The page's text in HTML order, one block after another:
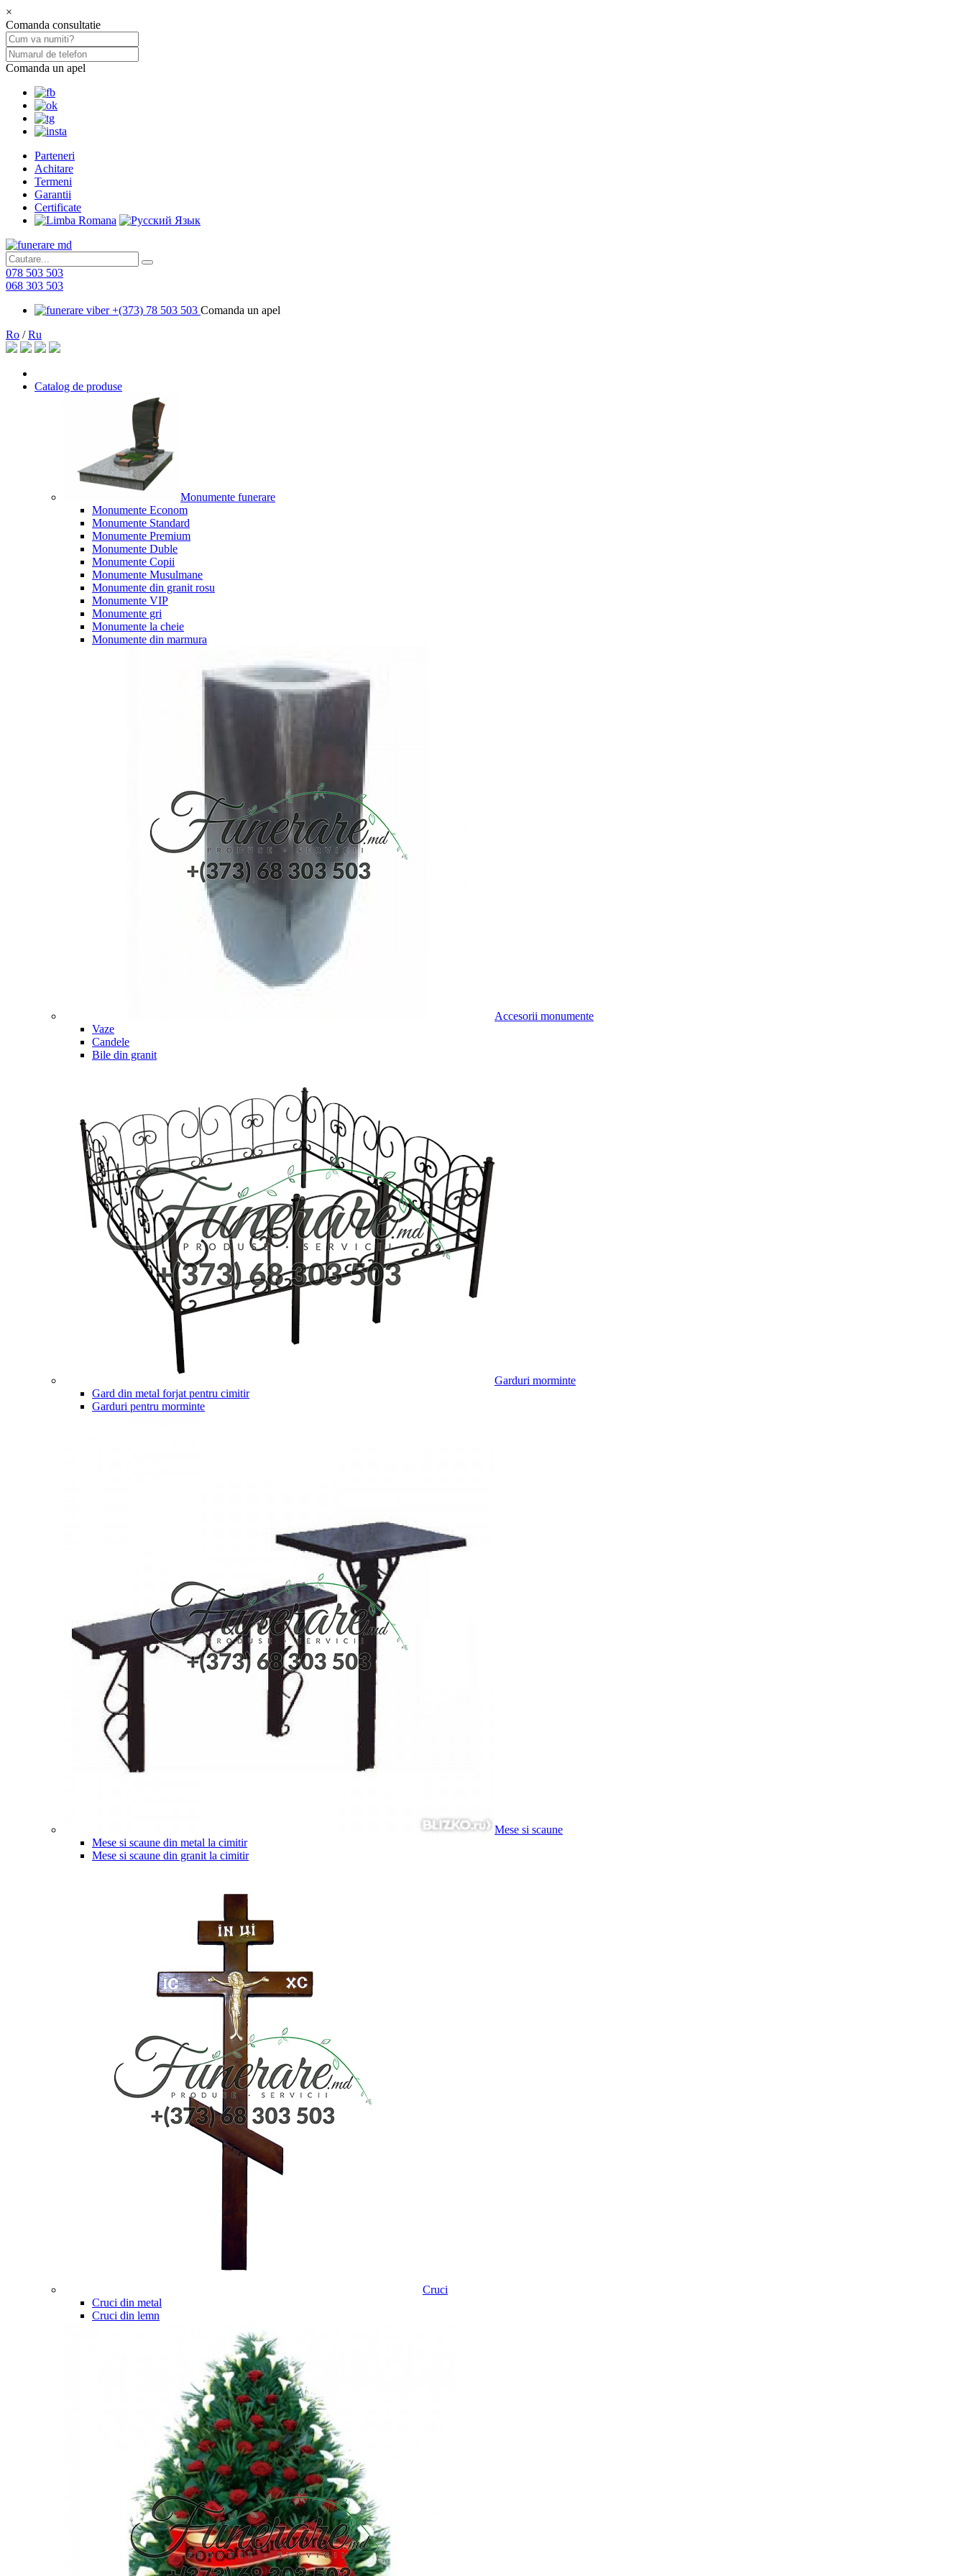
×
Comanda consultatie
Comanda un apel
Parteneri
Achitare
Termeni
Garantii
Certificate
078 503 503
068 303 503
+(373) 78 503 503 Comanda un apel
Ro /Ru
Catalog de produse
Monumente funerare
Monumente Econom
Monumente Standard
Monumente Premium
Monumente Duble
Monumente Copii
Monumente Musulmane
Monumente din granit rosu
Monumente VIP
Monumente gri
Monumente la cheie
Monumente din marmura
Accesorii monumente
Vaze
Candele
Bile din granit
Garduri morminte
Gard din metal forjat pentru cimitir
Garduri pentru morminte
Mese si scaune
Mese si scaune din metal la cimitir
Mese si scaune din granit la cimitir
Cruci
Cruci din metal
Cruci din lemn